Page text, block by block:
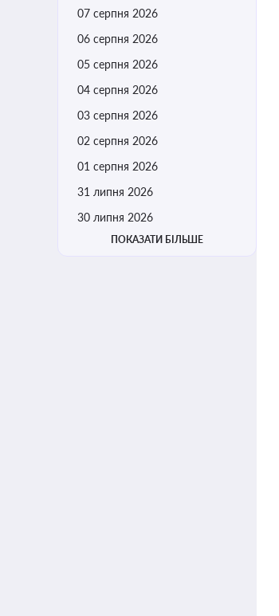
07 серпня 2026
06 серпня 2026
05 серпня 2026
04 серпня 2026
03 серпня 2026
02 серпня 2026
01 серпня 2026
31 липня 2026
30 липня 2026
ПОКАЗАТИ БІЛЬШЕ